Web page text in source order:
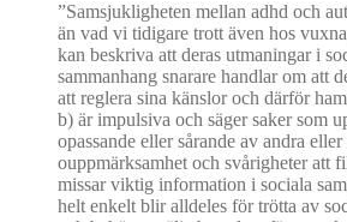
”Samsjukligheten mellan adhd och
än vad vi tidigare trott även hos
kan beskriva att deras utmaningar i
sammanhang snarare handlar om att
att reglera sina känslor och därför
b) är impulsiva och säger saker som
opassande eller sårande av andra
ouppmärksamhet och svårigheter att
missar viktig information i sociala
helt enkelt blir alldeles för trötta av